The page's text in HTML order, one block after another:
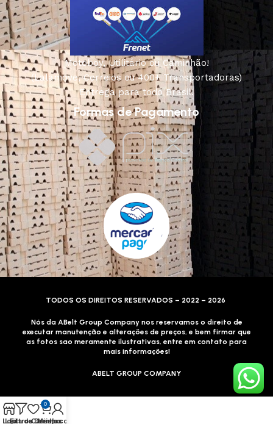
Motoboy, Utilitário ou Caminhão!
(Lalamove, Correios ou 400+ Transportadoras)
Entrega para todo Brasil!
Formas de Pagamento
TODOS OS DIREITOS RESERVADOS – 2022 – 2026
Nós da ABelt Group Company nos reservamos o direito de
executar manutenção e alterações de preços, e bem firmar que
as fotos sao meramente ilustrativas, entre em contato para
mais informações!
ABELT GROUP COMPANY
LojaFiltros
Lista de Desejos
0
Carrinho
Minha conta